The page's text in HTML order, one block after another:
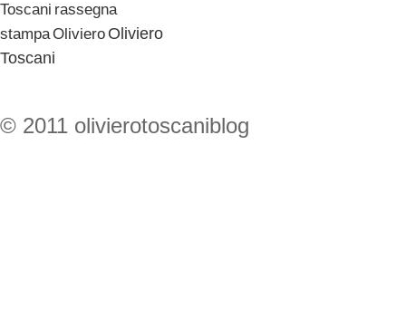
Toscani rassegna
stampaOliviero Oliviero
Toscani
© 2011 olivierotoscaniblog